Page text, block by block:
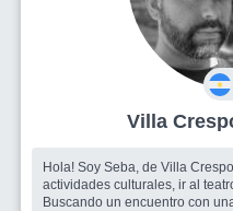
Hola! Soy Seba, de Villa Crespo Me gusta disfrutar de
actividades culturales, ir al
Buscando un encuentro con